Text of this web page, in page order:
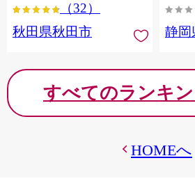
（32）
秋田県秋田市
静岡
すべてのランキ
HOMEへ